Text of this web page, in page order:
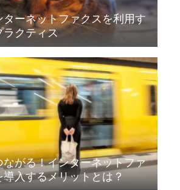
ーネットファクスを利用す
ラクティス
がる！インターネットファ
入するメリットとは？